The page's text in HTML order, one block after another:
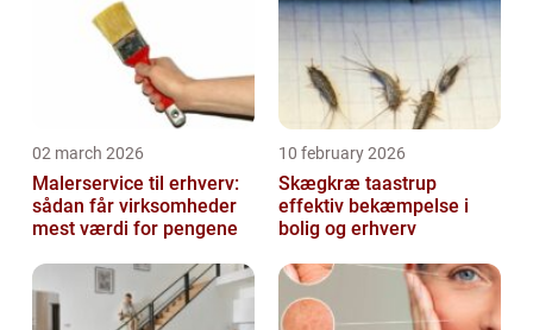
02 march 2026
Malerservice til erhverv:
sådan får virksomheder
mest værdi for pengene
10 february 2026
Skægkræ taastrup
effektiv bekæmpelse i
bolig og erhverv